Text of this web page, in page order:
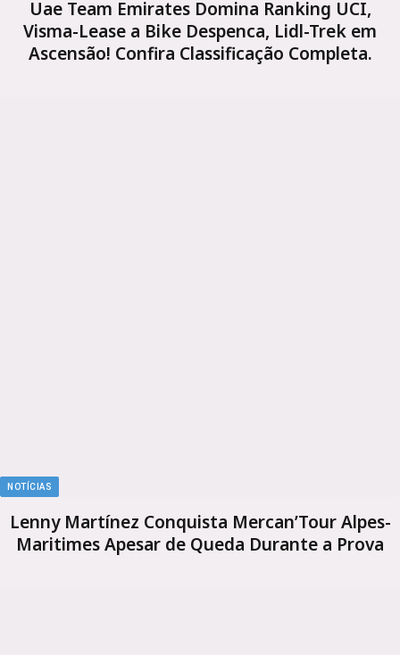
Uae Team Emirates Domina Ranking UCI,
Visma-Lease a Bike Despenca, Lidl-Trek em
Ascensão! Confira Classificação Completa.
NOTÍCIAS
Lenny Martínez Conquista Mercan’Tour Alpes-
Maritimes Apesar de Queda Durante a Prova